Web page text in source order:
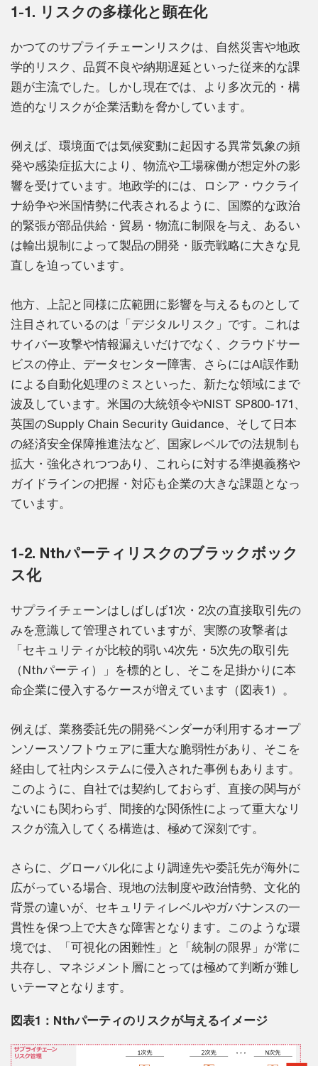
1-1. リスクの多様化と顕在化
かつてのサプライチェーンリスクは、自然災害や地政
学的リスク、品質不良や納期遅延といった従来的な課
題が主流でした。しかし現在では、より多次元的・構
造的なリスクが企業活動を脅かしています。
例えば、環境面では気候変動に起因する異常気象の頻
発や感染症拡大により、物流や工場稼働が想定外の影
響を受けています。地政学的には、ロシア・ウクライ
ナ紛争や米国情勢に代表されるように、国際的な政治
的緊張が部品供給・貿易・物流に制限を与え、あるい
は輸出規制によって製品の開発・販売戦略に大きな見
直しを迫っています。
他方、上記と同様に広範囲に影響を与えるものとして
注目されているのは「デジタルリスク」です。これは
サイバー攻撃や情報漏えいだけでなく、クラウドサー
ビスの停止、データセンター障害、さらにはAI誤作動
による自動化処理のミスといった、新たな領域にまで
波及しています。米国の大統領令やNIST SP800-171、
英国のSupply Chain Security Guidance、そして日本
の経済安全保障推進法など、国家レベルでの法規制も
拡大・強化されつつあり、これらに対する準拠義務や
ガイドラインの把握・対応も企業の大きな課題となっ
ています。
1-2. Nthパーティリスクのブラックボック
ス化
サプライチェーンはしばしば1次・2次の直接取引先の
みを意識して管理されていますが、実際の攻撃者は
「セキュリティが比較的弱い4次先・5次先の取引先
（Nthパーティ）」を標的とし、そこを足掛かりに本
命企業に侵入するケースが増えています（図表1）。
例えば、業務委託先の開発ベンダーが利用するオープ
ンソースソフトウェアに重大な脆弱性があり、そこを
経由して社内システムに侵入された事例もあります。
このように、自社では契約しておらず、直接の関与が
ないにも関わらず、間接的な関係性によって重大なリ
スクが流入してくる構造は、極めて深刻です。
さらに、グローバル化により調達先や委託先が海外に
広がっている場合、現地の法制度や政治情勢、文化的
背景の違いが、セキュリティレベルやガバナンスの一
貫性を保つ上で大きな障害となります。このような環
境では、「可視化の困難性」と「統制の限界」が常に
共存し、マネジメント層にとっては極めて判断が難し
いテーマとなります。
図表1：Nthパーティのリスクが与えるイメージ